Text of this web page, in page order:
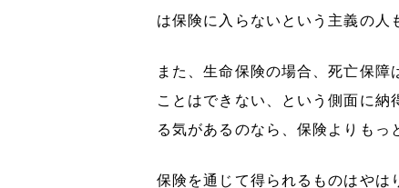
は保険に入らないという主義の人
また、生命保険の場合、死亡保
ことはできない、という側面に
る気があるのなら、保険よりもっ
保険を通じて得られるものはやは